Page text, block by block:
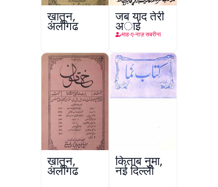
ख़ातून,
अलीगढ़
जब याद तेरी
अाई
माह-ए-नाज़ सबरीना
ख़ातून,
अलीगढ़
किताब नुमा,
नई दिल्ली